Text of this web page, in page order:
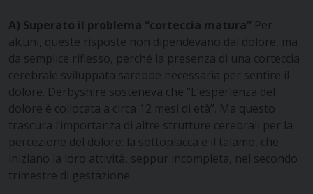
A) Superato il problema “corteccia matura” Per
alcuni, queste risposte non dipendevano dal dolore, ma
da semplice riflesso, perché la presenza di una corteccia
cerebrale sviluppata sarebbe necessaria per sentire il
dolore. Derbyshire sosteneva che “L’esperienza del
dolore è collocata a circa 12 mesi di età”. Ma questo
trascura l’importanza di altre strutture cerebrali per la
percezione del dolore: la sottoplacca e il talamo, che
iniziano la loro attività, seppur incompleta, nel secondo
trimestre di gestazione.